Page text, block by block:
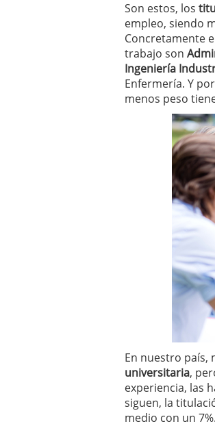
Son estos, los
empleo, siendo
Concretamente
trabajo son
Ingeniería
Enfermería. Y
menos peso
En nuestro país,
universitaria,
experiencia, las
siguen, la
medio con un 7%.